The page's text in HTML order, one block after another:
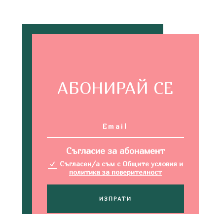
АБОНИРАЙ СЕ
Съгласие за абонамент
Съгласен/а съм с Общите условия и
политика за поверителност
ИЗПРАТИ